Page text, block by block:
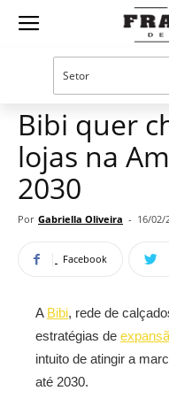
Guia
Mercado de franquias
Bibi quer
lojas na
2030
Por Gabriella Oliveira - 16/02/
Facebook
A Bibi, rede de
estratégias de
intuito de atingir a
até 2030.